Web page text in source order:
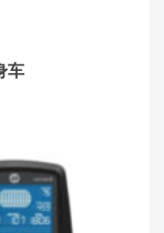
车